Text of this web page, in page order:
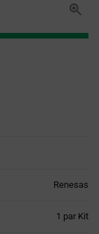
Renesas
1 par Kit